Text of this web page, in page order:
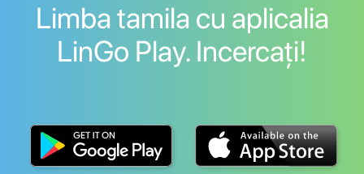
Limba tamila cu aplicalia
LinGo Play. Incercați!